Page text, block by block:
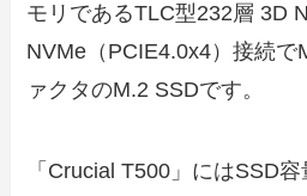
モリであるTLC型232層 3D
NVMe（PCIE4.0x4）接続で
ァクタのM.2 SSDです。
「Crucial T500」にはSSD